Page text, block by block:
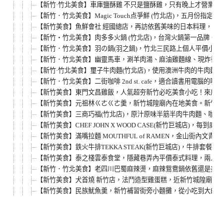
【新竹·竹北美食】車庫鹽酥雞 不只是鹽酥雞，只有晚上才營
【新竹．竹北美食】Magic Touch点爭鮮 (竹北店)，五月份指定
【新竹美食】魚鮮會社 經國總店，再訪依舊美味的日本料理，
【新竹‧竹北美食】肉多多火鍋 (竹北店)，台灣火鍋第一品牌。
【新竹．竹北美食】羽の鍋(羽之鍋)，竹北三民路上個人平價
【新竹．竹北美食】幽靈馬車，涮羊肉湯、麻油雞麵線、現炸
【新竹·竹北美食】璽子牛肉麵(竹北店)，使用澳洲牛肉的牛肉
【新竹．竹北美食】二街咖啡 2nd st. cafe，適合讀書用電腦的
【新竹美食】東門文昌雞飯，人氣超夯新竹必吃美食小吃！來
【新竹美食】元祖林ㄍㄜㄍㄜ羹，新竹城隍廟內在地美食。新
【新竹美食】三商巧福(竹北店)，原汁原味半筋半肉牛肉麵、咖
【新竹美食】CHEF JOHN X WOOD CASE(新竹巨城店)，每到
【新竹美食】滿嘴拉麵 MOUTHFUL of RAMEN，金山街內文青
【新竹美食】鉄火牛排TEKKA STEAK(新竹巨城店)，牛排套餐
【新竹美食】泰之棧雲泰食堂，隱藏巷弄內平價泰式料理，
【新竹．竹北美食】老四川巴蜀麻辣燙，麻辣鴛鴦鍋依舊還是
【新竹美食】犬首燒 新竹店，法鬥造型雞蛋糕，近新竹城隍廟
【新竹美食】民族魷魚羹，新竹補習街旁小麵攤，從小吃到大